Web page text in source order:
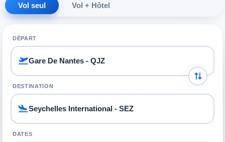
Vol seul Vol + Hôtel
DÉPART
DESTINATION
DATES